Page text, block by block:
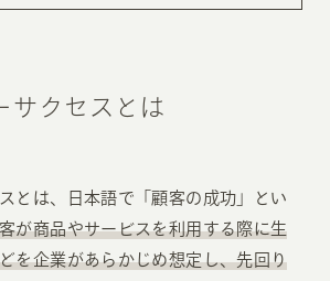
サクセスとは
とは、日本語で「顧客の成功」とい
が商品やサービスを利用する際に生
を企業があらかじめ想定し、先回り